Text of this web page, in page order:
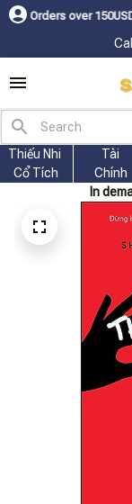
over 150USDㅤ✨ Chúc
Thiếu Nhi
Cổ Tích
Tài
Chính
In